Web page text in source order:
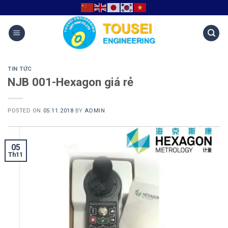
TIN TỨC
NJB 001-Hexagon giá rẻ
POSTED ON 05.11.2018 BY ADMIN
05
Th11